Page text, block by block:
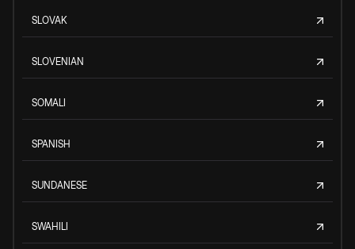
SLOVAK
SLOVENIAN
SOMALI
SPANISH
SUNDANESE
SWAHILI